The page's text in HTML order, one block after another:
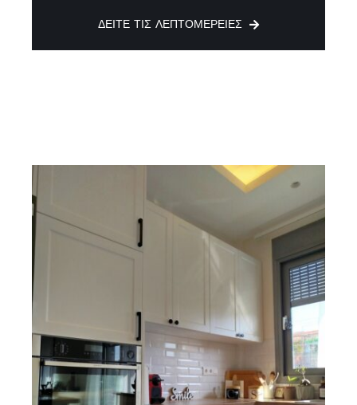
ΔΕΊΤΕ ΤΙΣ ΛΕΠΤΟΜΈΡΕΙΕΣ